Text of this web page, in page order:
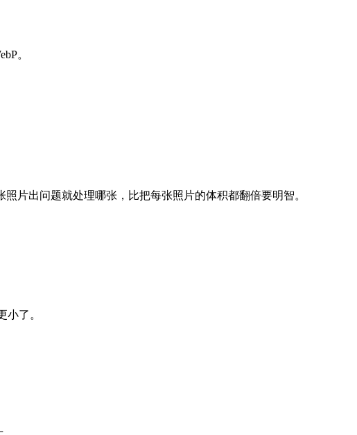
。
片出问题就处理哪张，比把每张照片的体积都翻倍要明智。
小了。